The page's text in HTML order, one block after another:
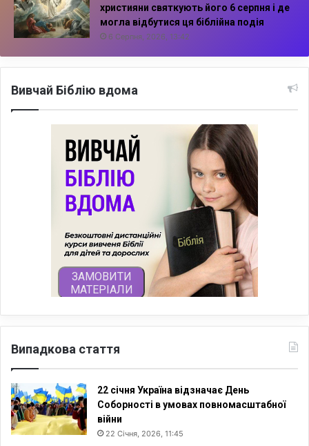
християни святкують його 6 серпня і де
могла відбутися ця біблійна подія
6 Серпня, 2026, 13:42
Вивчай Біблію вдома
Випадкова стаття
22 січня Україна відзначає День
Соборності в умовах повномасштабної
війни
22 Січня, 2026, 11:45